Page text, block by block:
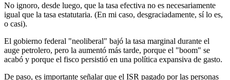
No ignoro, desde luego, que la tasa efectiva no es necesariamente
igual que la tasa estatutaria. (En mi caso, desgraciadamente, sí lo es,
o casi).
El gobierno federal "neoliberal" bajó la tasa marginal durante el
auge petrolero, pero la aumentó más tarde, porque el "boom" se
acabó y porque el fisco persistió en una política expansiva de gasto.
De paso, es importante señalar que el ISR pagado por las personas